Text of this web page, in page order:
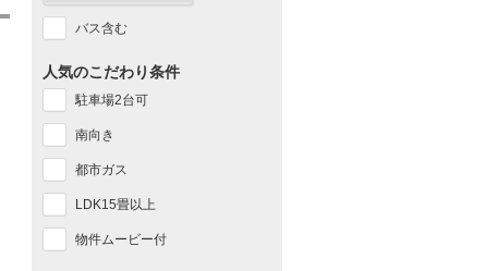
バス含む
人気のこだわり条件
駐車場2台可
南向き
都市ガス
LDK15畳以上
物件ムービー付